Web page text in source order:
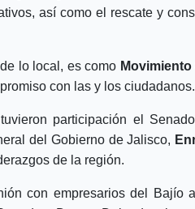
así como el rescate y
lo local, es como
con las y los ciudadanos.
participación el
del Gobierno de Jalisco,
de la región.
con empresarios del Bajío